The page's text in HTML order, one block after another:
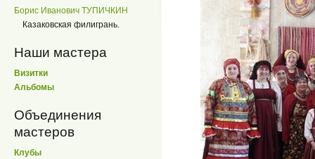
Борис Иванович ТУПИЧКИН
Казаковская филигрань.
Наши мастера
Визитки
Альбомы
Объединения
мастеров
Клубы